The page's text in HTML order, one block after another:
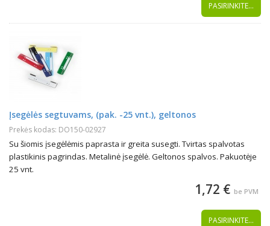
PASIRINKITE...
Įsegėlės segtuvams, (pak. -25 vnt.), geltonos
Prekės kodas: DO150-02927
Su šiomis įsegėlėmis paprasta ir greita susegti. Tvirtas spalvotas
plastikinis pagrindas. Metalinė įsegėlė. Geltonos spalvos. Pakuotėje
25 vnt.
1,72 € be PVM
PASIRINKITE...